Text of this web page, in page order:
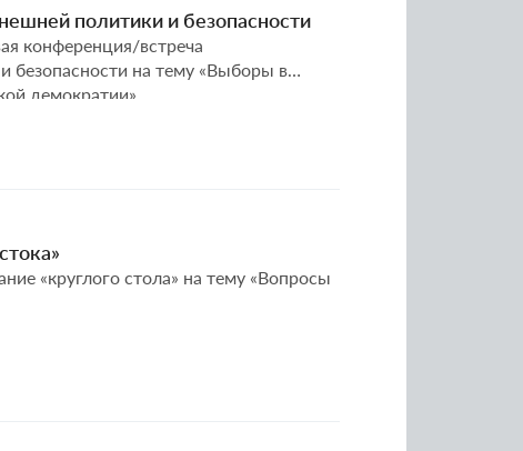
политики и безопасности
конференция/встреча
на тему «Выборы в
демократии».
«круглого стола» на тему «Вопросы